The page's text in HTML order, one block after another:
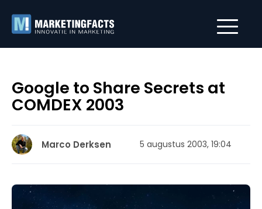
Google to Share Secrets at
COMDEX 2003
Marco Derksen 5 augustus 2003, 19:04